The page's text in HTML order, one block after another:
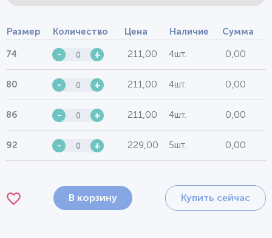
Размер Количество Цена Наличие Сумма
74 - + 211,00 4шт. 0,00
80 - + 211,00 4шт. 0,00
86 - + 211,00 4шт. 0,00
92 - + 229,00 5шт. 0,00
В корзину Купить сейчас